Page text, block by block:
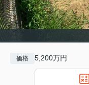
価格 5,200万円